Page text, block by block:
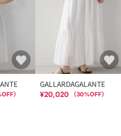
）
GALLARDAGALANTE
¥20,020 （30%OFF）